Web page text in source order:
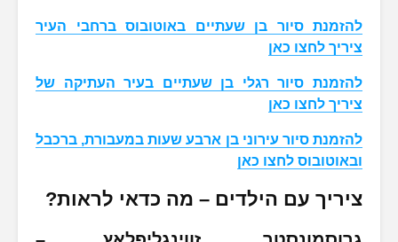
להזמנת סיור בן שעתיים באוטובוס ברחבי העיר
ציריך לחצו כאן
להזמנת סיור רגלי בן שעתיים בעיר העתיקה של
ציריך לחצו כאן
להזמנת סיור עירוני בן ארבע שעות במעבורת, ברכבל
ובאוטובוס לחצו כאן
ציריך עם הילדים – מה כדאי לראות?